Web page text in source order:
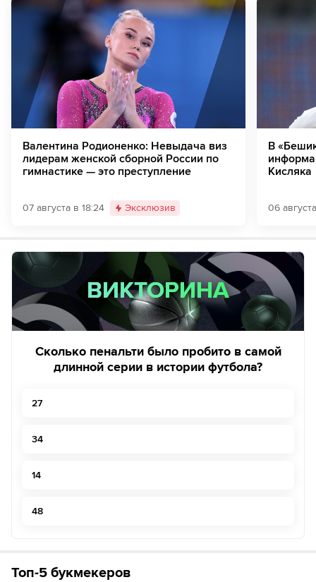
Валентина Родионенко: Невыдача виз
лидерам женской сборной России по
гимнастике — это преступление
07 августа в 18:24 Эксклюзив
В
Кисляка
06
ВИКТОРИНА
ВИКТОРИНА
Сколько пенальти было пробито в самой
длинной серии в истории футбола?
27
34
14
48
Топ-5 букмекеров